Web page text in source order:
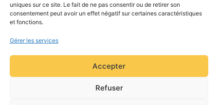
uniques sur ce site. Le fait de ne pas consentir ou de retirer son
consentement peut avoir un effet négatif sur certaines caractéristiques
et fonctions.
Gérer les services
Accepter
Refuser
© 2026 Caribbean Business Center. Tous droits réservés